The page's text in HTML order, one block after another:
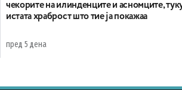
чекорите на илинденците и асномците,
истата храброст што тие ја покажаа
пред 5 дена